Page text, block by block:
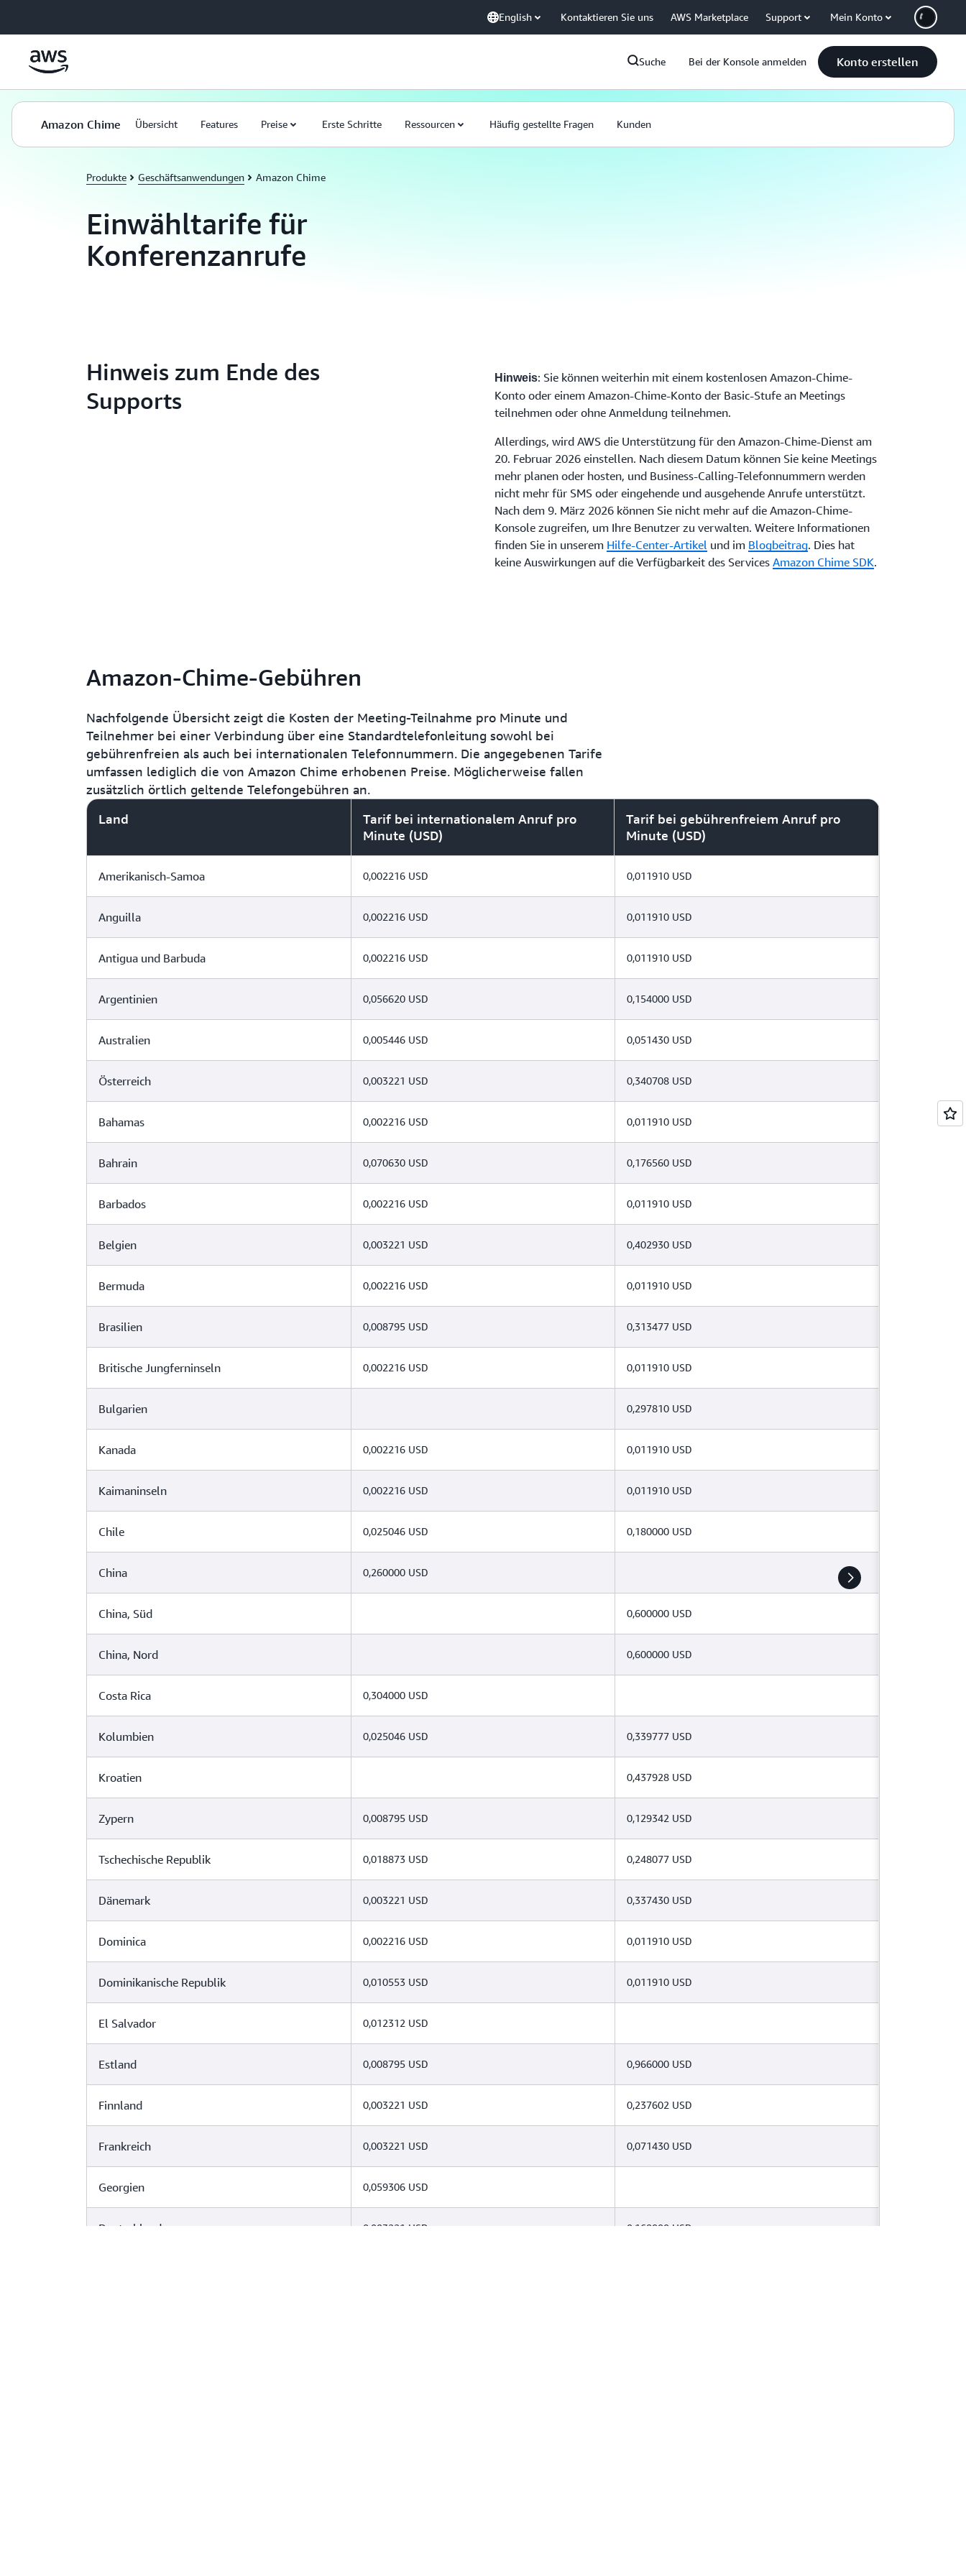
English Kontaktieren Sie uns AWS Marketplace Support Mein Konto
Suche Bei der Konsole anmelden Konto erstellen
Amazon Chime Übersicht Features Preise Erste Schritte Ressourcen Häufig gestellte Fragen Kunden
Produkte Geschäftsanwendungen Amazon Chime
Einwähltarife für
Konferenzanrufe
Hinweis zum Ende des
Supports
Hinweis: Sie können weiterhin mit einem kostenlosen Amazon-Chime-
Konto oder einem Amazon-Chime-Konto der Basic-Stufe an Meetings
teilnehmen oder ohne Anmeldung teilnehmen.
Allerdings, wird AWS die Unterstützung für den Amazon-Chime-Dienst am
20. Februar 2026 einstellen. Nach diesem Datum können Sie keine Meetings
mehr planen oder hosten, und Business-Calling-Telefonnummern werden
nicht mehr für SMS oder eingehende und ausgehende Anrufe unterstützt.
Nach dem 9. März 2026 können Sie nicht mehr auf die Amazon-Chime-
Konsole zugreifen, um Ihre Benutzer zu verwalten. Weitere Informationen
finden Sie in unserem Hilfe-Center-Artikel und im Blogbeitrag. Dies hat
keine Auswirkungen auf die Verfügbarkeit des Services Amazon Chime SDK.
Amazon-Chime-Gebühren
Nachfolgende Übersicht zeigt die Kosten der Meeting-Teilnahme pro Minute und
Teilnehmer bei einer Verbindung über eine Standardtelefonleitung sowohl bei
gebührenfreien als auch bei internationalen Telefonnummern. Die angegebenen Tarife
umfassen lediglich die von Amazon Chime erhobenen Preise. Möglicherweise fallen
zusätzlich örtlich geltende Telefongebühren an.
Land
Tarif bei internationalem Anruf pro
Minute (USD)
Tarif bei gebührenfreiem Anruf pro
Minute (USD)
Amerikanisch-Samoa 0,002216 USD 0,011910 USD
Anguilla 0,002216 USD 0,011910 USD
Antigua und Barbuda 0,002216 USD 0,011910 USD
Argentinien 0,056620 USD 0,154000 USD
Australien 0,005446 USD 0,051430 USD
Österreich 0,003221 USD 0,340708 USD
Bahamas 0,002216 USD 0,011910 USD
Bahrain 0,070630 USD 0,176560 USD
Barbados 0,002216 USD 0,011910 USD
Belgien 0,003221 USD 0,402930 USD
Bermuda 0,002216 USD 0,011910 USD
Brasilien 0,008795 USD 0,313477 USD
Britische Jungferninseln 0,002216 USD 0,011910 USD
Bulgarien 0,297810 USD
Kanada 0,002216 USD 0,011910 USD
Kaimaninseln 0,002216 USD 0,011910 USD
Chile 0,025046 USD 0,180000 USD
China 0,260000 USD
China, Süd 0,600000 USD
China, Nord 0,600000 USD
Costa Rica 0,304000 USD
Kolumbien 0,025046 USD 0,339777 USD
Kroatien 0,437928 USD
Zypern 0,008795 USD 0,129342 USD
Tschechische Republik 0,018873 USD 0,248077 USD
Dänemark 0,003221 USD 0,337430 USD
Dominica 0,002216 USD 0,011910 USD
Dominikanische Republik 0,010553 USD 0,011910 USD
El Salvador 0,012312 USD
Estland 0,008795 USD 0,966000 USD
Finnland 0,003221 USD 0,237602 USD
Frankreich 0,003221 USD 0,071430 USD
Georgien 0,059306 USD
Deutschland 0,003221 USD 0,168000 USD